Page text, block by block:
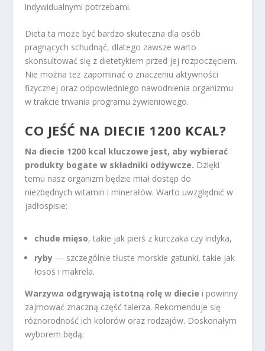
indywidualnymi potrzebami.
Dieta ta może być bardzo skuteczna dla osób
pragnących schudnąć, dlatego zawsze warto
skonsultować się z dietetykiem przed jej rozpoczęciem.
Nie można też zapominać o znaczeniu aktywności
fizycznej oraz odpowiedniego nawodnienia organizmu
w trakcie trwania programu żywieniowego.
CO JEŚĆ NA DIECIE 1200 KCAL?
Na diecie 1200 kcal kluczowe jest, aby wybierać
produkty bogate w składniki odżywcze. Dzięki
temu nasz organizm będzie miał dostęp do
niezbędnych witamin i minerałów. Warto uwzględnić w
jadłospisie:
chude mięso, takie jak pierś z kurczaka czy indyka,
ryby — szczególnie tłuste morskie gatunki, takie jak
łosoś i makrela.
Warzywa odgrywają istotną rolę w diecie i powinny
zajmować znaczną część talerza. Rekomenduje się
różnorodność ich kolorów oraz rodzajów. Doskonałym
wyborem będą: